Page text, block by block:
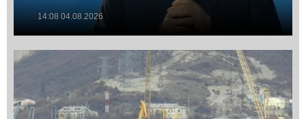
14:08 04.08.2026